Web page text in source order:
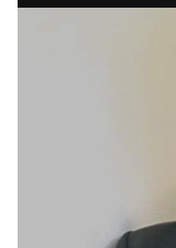
Anderson
funcionários
Stocche
Excellence.
Eldorado